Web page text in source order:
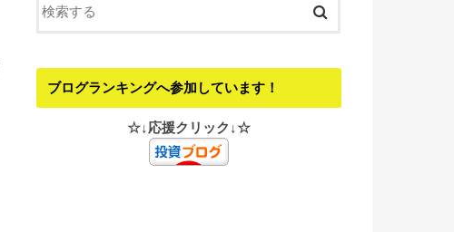
ブログランキングへ参加しています！
☆↓応援クリック↓☆